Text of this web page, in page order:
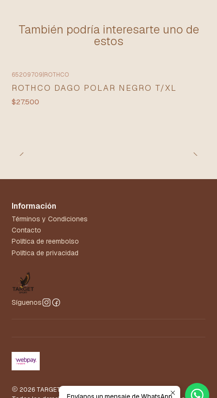
También podría interesarte uno de
estos
65209709 ROTHCO
ROTHCO DAGO POLAR NEGRO T/XL
$27.500
Información
Términos y Condiciones
Contacto
Política de reembolso
Política de privacidad
Síguenos
2026 TARGET.